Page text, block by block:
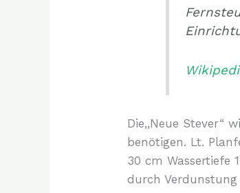
Die,,Neue Stever“
benötigen. Lt.
30 cm Wassertiefe
durch Verdunstung